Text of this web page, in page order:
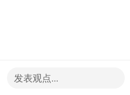
发表观点...